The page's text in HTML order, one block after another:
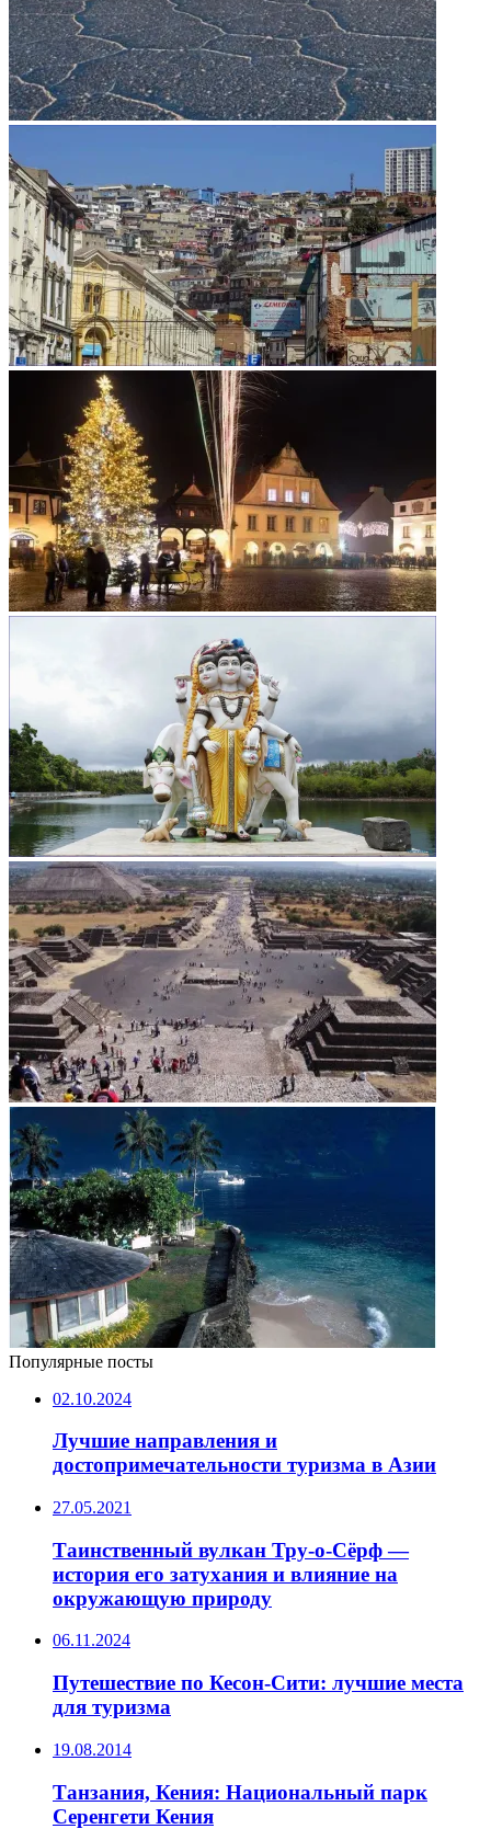
Популярные посты
02.10.2024
Лучшие направления и
достопримечательности туризма в Азии
27.05.2021
Таинственный вулкан Тру-о-Сёрф —
история его затухания и влияние на
окружающую природу
06.11.2024
Путешествие по Кесон-Сити: лучшие места
для туризма
19.08.2014
Танзания, Кения: Национальный парк
Серенгети Кения